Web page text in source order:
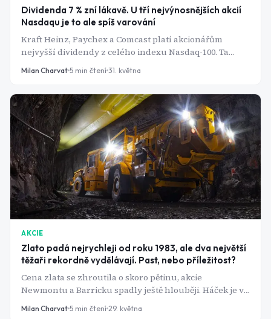
Dividenda 7 % zní lákavě. U tří nejvýnosnějších akcií
Nasdaqu je to ale spíš varování
Kraft Heinz, Paychex a Comcast platí akcionářům
nejvyšší dividendy z celého indexu Nasdaq-100. Ta
štědrost má však jeden společný jmenovatel - všechny
Milan Charvat 5 min čtení 31. května
AKCIE
Zlato padá nejrychleji od roku 1983, ale dva největší
těžaři rekordně vydělávají. Past, nebo příležitost?
Cena zlata se zhroutila o skoro pětinu, akcie
Newmontu a Barricku spadly ještě hlouběji. Háček je v
tom, že obě firmy zrovna zveřejnily nejlepší čísla za
Milan Charvat 5 min čtení 29. května